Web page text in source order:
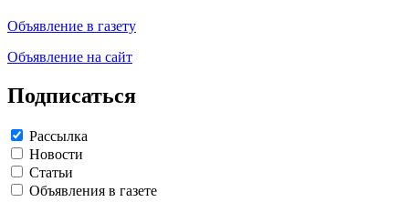
Объявление в газету
Объявление на сайт
Подписаться
Рассылка
Новости
Статьи
Объявления в газете